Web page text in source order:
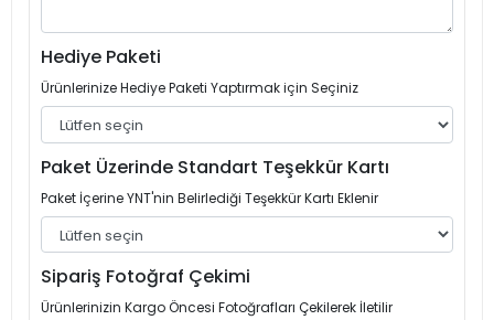
Hediye Paketi
Ürünlerinize Hediye Paketi Yaptırmak için Seçiniz
Paket Üzerinde Standart Teşekkür Kartı
Paket İçerine YNT'nin Belirlediği Teşekkür Kartı Eklenir
Sipariş Fotoğraf Çekimi
Ürünlerinizin Kargo Öncesi Fotoğrafları Çekilerek İletilir